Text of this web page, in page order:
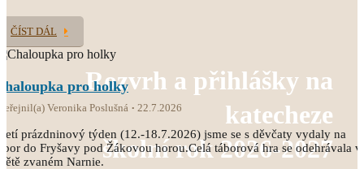
Rozvrh a přihlášky na
katecheze
školní rok 2026-2027
ČÍST DÁL
pro holky
Veronika Poslušná 22.7.2026
prázdninový týden (12.-18.7.2026) jsme se s děvčaty vydaly na
do Fryšavy pod Žákovou horou.Celá táborová hra se odehrávala
zvaném Narnie.